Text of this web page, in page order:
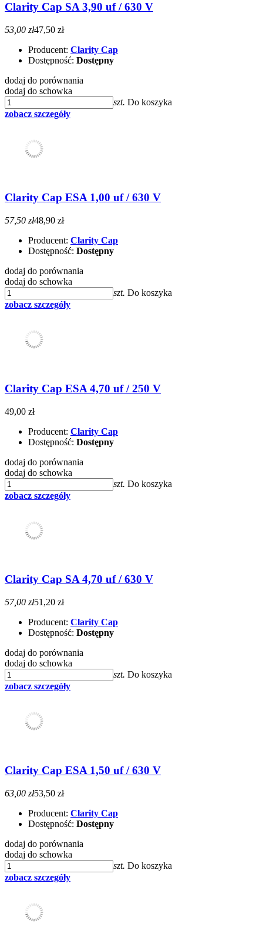
Clarity Cap SA 3,90 uf / 630 V
53,00 zł47,50 zł
Producent: Clarity Cap
Dostępność: Dostępny
dodaj do porównania
dodaj do schowka
szt. Do koszyka
zobacz szczegóły
Clarity Cap ESA 1,00 uf / 630 V
57,50 zł48,90 zł
Producent: Clarity Cap
Dostępność: Dostępny
dodaj do porównania
dodaj do schowka
szt. Do koszyka
zobacz szczegóły
Clarity Cap ESA 4,70 uf / 250 V
49,00 zł
Producent: Clarity Cap
Dostępność: Dostępny
dodaj do porównania
dodaj do schowka
szt. Do koszyka
zobacz szczegóły
Clarity Cap SA 4,70 uf / 630 V
57,00 zł51,20 zł
Producent: Clarity Cap
Dostępność: Dostępny
dodaj do porównania
dodaj do schowka
szt. Do koszyka
zobacz szczegóły
Clarity Cap ESA 1,50 uf / 630 V
63,00 zł53,50 zł
Producent: Clarity Cap
Dostępność: Dostępny
dodaj do porównania
dodaj do schowka
szt. Do koszyka
zobacz szczegóły